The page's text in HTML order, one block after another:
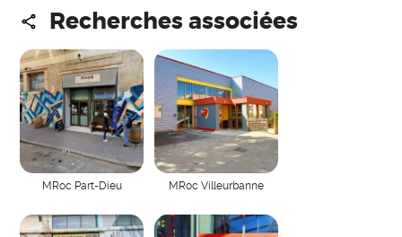
Recherches associées
MRoc Part-Dieu MRoc Villeurbanne